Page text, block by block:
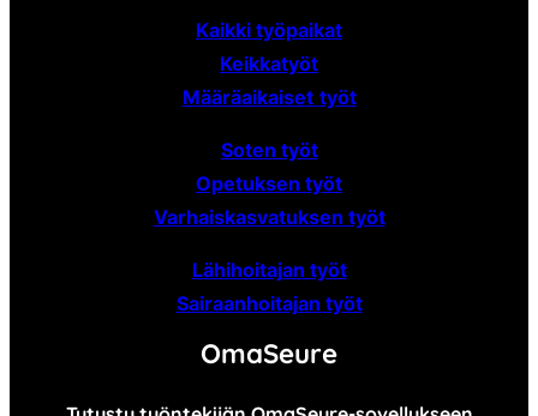
Kaikki työpaikat
Keikkatyöt
Määräaikaiset työt
Soten työt
Opetuksen työt
Varhaiskasvatuksen työt
Lähihoitajan työt
Sairaanhoitajan työt
OmaSeure